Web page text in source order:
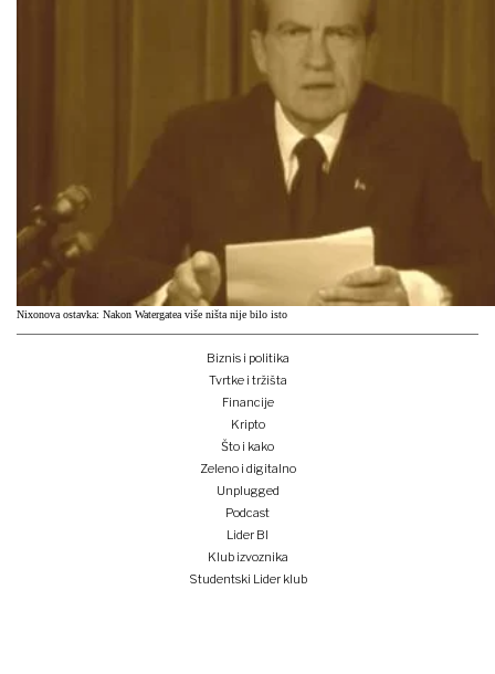
Nixonova ostavka: Nakon Watergatea više ništa nije bilo isto
Biznis i politika
Tvrtke i tržišta
Financije
Kripto
Što i kako
Zeleno i digitalno
Unplugged
Podcast
Lider BI
Klub izvoznika
Studentski Lider klub